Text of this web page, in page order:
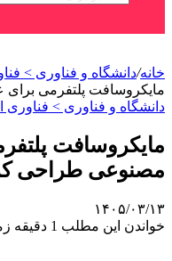
خانه/دانشگاه و فناوری >
مایکروسافت پلتفرمی
دانشگاه و فناوری > فناوری
مایکروسافت
مصنوعی طراحی
۱۴۰۵/۰۳/۱۳
خواندن این مطلب 1 دقیقه زمان میبرد